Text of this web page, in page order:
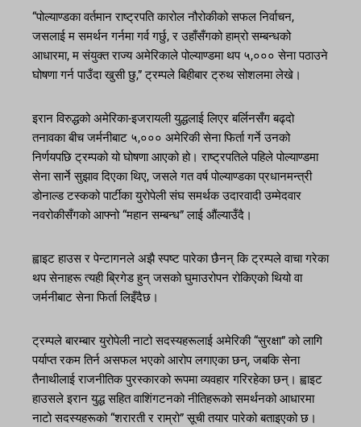
“पोल्याण्डका वर्तमान राष्ट्रपति कारोल नौरोकीको सफल निर्वाचन,
जसलाई म समर्थन गर्नमा गर्व गर्छु, र उहाँसँगको हाम्रो सम्बन्धको
आधारमा, म संयुक्त राज्य अमेरिकाले पोल्याण्डमा थप ५,००० सेना पठाउने
घोषणा गर्न पाउँदा खुसी छु,” ट्रम्पले बिहीबार ट्रुथ सोशलमा लेखे।
इरान विरुद्धको अमेरिका-इजरायली युद्धलाई लिएर बर्लिनसँग बढ्दो
तनावका बीच जर्मनीबाट ५,००० अमेरिकी सेना फिर्ता गर्ने उनको
निर्णयपछि ट्रम्पको यो घोषणा आएको हो। राष्ट्रपतिले पहिले पोल्याण्डमा
सेना सार्ने सुझाव दिएका थिए, जसले गत वर्ष पोल्याण्डका प्रधानमन्त्री
डोनाल्ड टस्कको पार्टीका युरोपेली संघ समर्थक उदारवादी उम्मेदवार
नवरोकीसँगको आफ्नो “महान सम्बन्ध” लाई औंल्याउँदै।
ह्वाइट हाउस र पेन्टागनले अझै स्पष्ट पारेका छैनन् कि ट्रम्पले वाचा गरेका
थप सेनाहरू त्यही ब्रिगेड हुन् जसको घुमाउरोपन रोकिएको थियो वा
जर्मनीबाट सेना फिर्ता लिइँदैछ।
ट्रम्पले बारम्बार युरोपेली नाटो सदस्यहरूलाई अमेरिकी “सुरक्षा” को लागि
पर्याप्त रकम तिर्न असफल भएको आरोप लगाएका छन्, जबकि सेना
तैनाथीलाई राजनीतिक पुरस्कारको रूपमा व्यवहार गरिरहेका छन्। ह्वाइट
हाउसले इरान युद्ध सहित वाशिंगटनको नीतिहरूको समर्थनको आधारमा
नाटो सदस्यहरूको “शरारती र राम्रो” सूची तयार पारेको बताइएको छ।